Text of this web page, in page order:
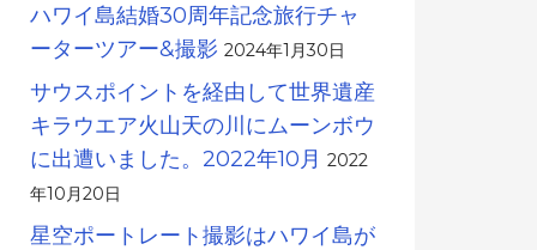
ハワイ島結婚30周年記念旅行チャ
ーターツアー&撮影 2024年1月30日
サウスポイントを経由して世界遺産
キラウエア火山天の川にムーンボウ
に出遭いました。2022年10月 2022
年10月20日
星空ポートレート撮影はハワイ島が